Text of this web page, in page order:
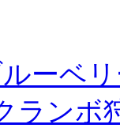
ーベ
ランボ